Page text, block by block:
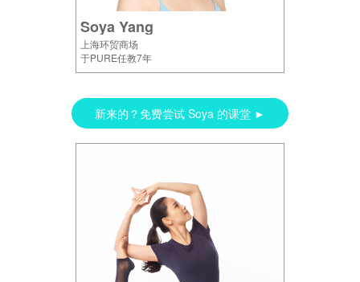
Soya Yang
上海环贸商场
于PURE任教7年
新来的？免费尝试 Soya 的课堂 ►